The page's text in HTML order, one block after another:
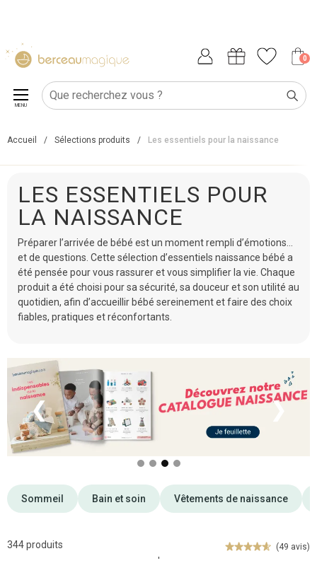
0
MENU
Accueil / Sélections produits / Les essentiels pour la naissance
LES ESSENTIELS POUR
LA NAISSANCE
Préparer l’arrivée de bébé est un moment rempli d’émotions…
et de questions. Cette sélection d’essentiels naissance bébé a
été pensée pour vous rassurer et vous simplifier la vie. Chaque
produit a été choisi pour sa sécurité, sa douceur et son utilité au
quotidien, afin d’accueillir bébé sereinement et faire des choix
fiables, pratiques et réconfortants.
❮ ❯
Sommeil Bain et soin Vêtements de naissance
344 produits (49 avis)
'